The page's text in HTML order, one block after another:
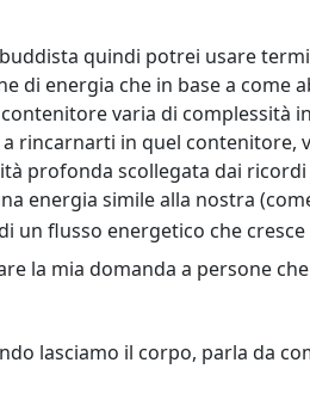
quindi potrei usare
di energia che in base a
varia di complessità
rincarnarti in quel
profonda scollegata dai
energia simile alla nostra
un flusso energetico che cresce
la mia domanda a persone
lasciamo il corpo, parla da